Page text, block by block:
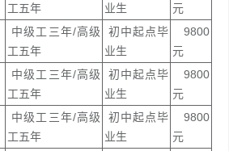
工五年
业生
元
中级工三年/高级
工五年
初中起点毕
业生
9800
元
中级工三年/高级
工五年
初中起点毕
业生
9800
元
中级工三年/高级
工五年
初中起点毕
业生
9800
元